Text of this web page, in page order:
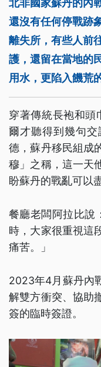
北非國家蘇丹的內
還沒有任何停戰跡
離失所，有些人前
護，還留在當地的
用水，更陷入饑荒
穿著傳統長袍和頭
爾才聽得到幾句
德，蘇丹移民組成
穆」之稱，這一天
盼蘇丹的戰亂可以
餐廳老闆阿拉比說
時，大家很重視這
痛苦。」
2023年4月蘇丹內
解雙方衝突、協助
簽的臨時簽證。